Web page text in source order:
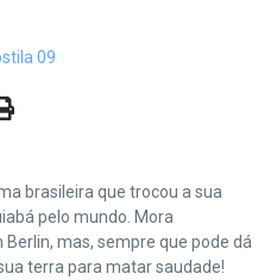
09
brasileira que trocou a sua
pelo mundo. Mora
mas, sempre que pode dá
terra para matar saudade!